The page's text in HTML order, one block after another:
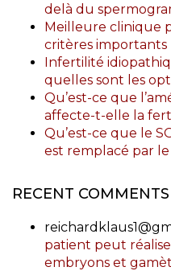
delà du
Meilleure clinique
critères importants
Infertilité
quelles sont les
Qu’est-ce que
affecte-t-elle la
Qu’est-ce que le
est remplacé par le
RECENT COMMENTS
patient peut
embryons et